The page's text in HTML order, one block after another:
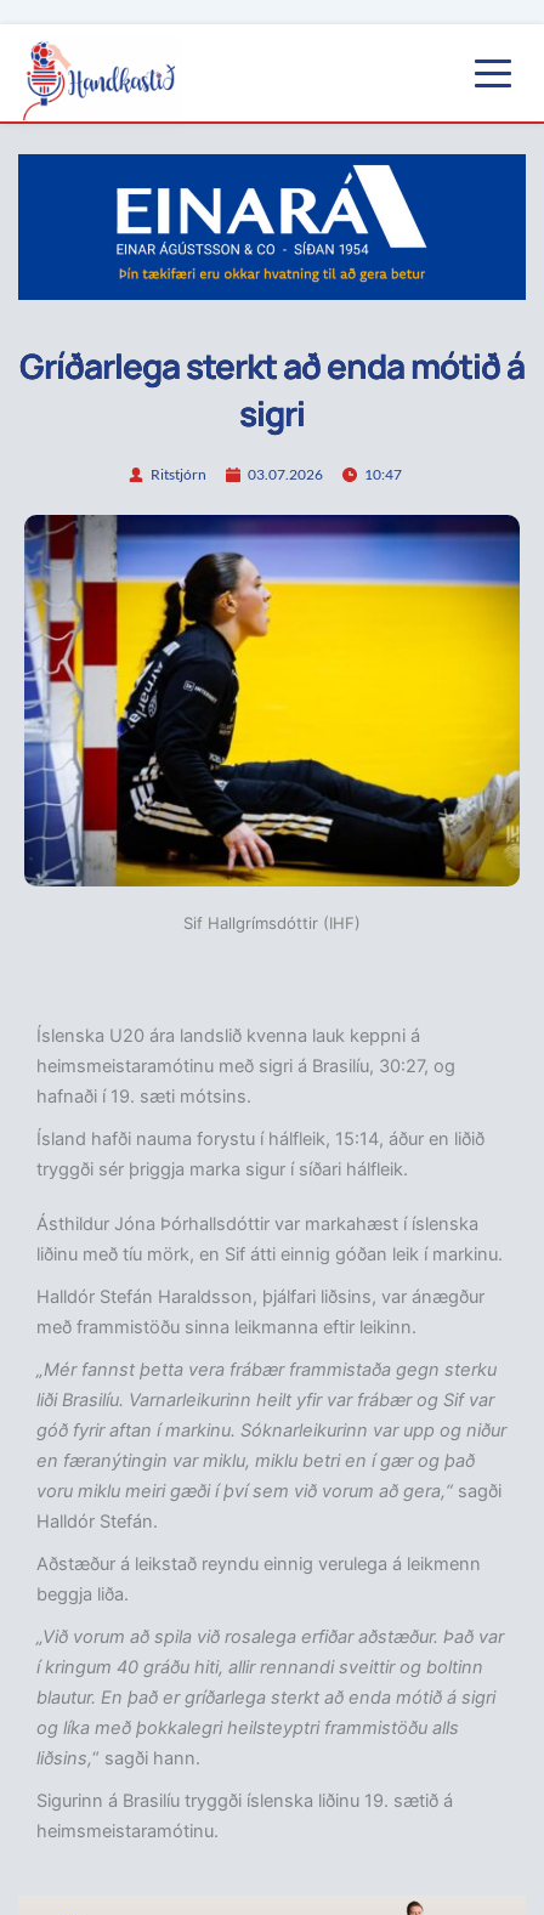
Gríðarlega sterkt að enda mótið á
sigri
Ritstjórn 03.07.2026 10:47
Sif Hallgrímsdóttir (IHF)
Íslenska U20 ára landslið kvenna lauk keppni á
heimsmeistaramótinu með sigri á Brasilíu, 30:27, og
hafnaði í 19. sæti mótsins.
Ísland hafði nauma forystu í hálfleik, 15:14, áður en liðið
tryggði sér þriggja marka sigur í síðari hálfleik.
Ásthildur Jóna Þórhallsdóttir var markahæst í íslenska
liðinu með tíu mörk, en Sif átti einnig góðan leik í markinu.
Halldór Stefán Haraldsson, þjálfari liðsins, var ánægður
með frammistöðu sinna leikmanna eftir leikinn.
„Mér fannst þetta vera frábær frammistaða gegn sterku
liði Brasilíu. Varnarleikurinn heilt yfir var frábær og Sif var
góð fyrir aftan í markinu. Sóknarleikurinn var upp og niður
en færanýtingin var miklu, miklu betri en í gær og það
voru miklu meiri gæði í því sem við vorum að gera,“ sagði
Halldór Stefán.
Aðstæður á leikstað reyndu einnig verulega á leikmenn
beggja liða.
„Við vorum að spila við rosalega erfiðar aðstæður. Það var
í kringum 40 gráðu hiti, allir rennandi sveittir og boltinn
blautur. En það er gríðarlega sterkt að enda mótið á sigri
og líka með þokkalegri heilsteyptri frammistöðu alls
liðsins,“ sagði hann.
Sigurinn á Brasilíu tryggði íslenska liðinu 19. sætið á
heimsmeistaramótinu.